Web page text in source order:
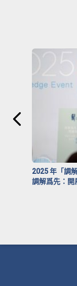
2025 年「調
調解爲先：開